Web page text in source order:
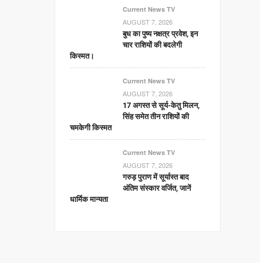
Current News TV
AUGUST 7, 2026
बुध का पुष्य नक्षत्र प्रवेश, इन
चार राशियों की बदलेगी
किस्मत।
Current News TV
AUGUST 7, 2026
17 अगस्त से सूर्य-केतु मिलन,
सिंह समेत तीन राशियों की
चमकेगी किस्मत
Current News TV
AUGUST 7, 2026
गरुड़ पुराण में सूर्यास्त बाद
अंतिम संस्कार वर्जित, जानें
धार्मिक मान्यता